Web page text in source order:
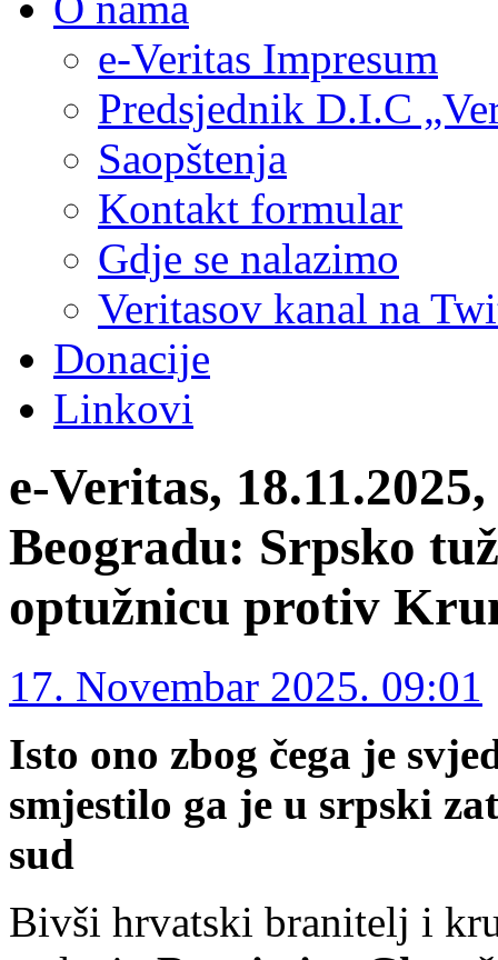
e-Veritas Impresum
Predsjednik D.I.C
Saopštenja
Kontakt formular
Gdje se nalazimo
Veritasov kanal na
Donacije
Linkovi
e-Veritas,
Beogradu: Srpsko
optužnicu protiv
17. Novembar 2025. 09:01
Isto ono zbog čega je
smjestilo ga je u srpski
sud
Bivši hrvatski branitelj i